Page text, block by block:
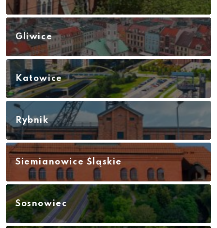
Gliwice
Katowice
Rybnik
Siemianowice Śląskie
Sosnowiec